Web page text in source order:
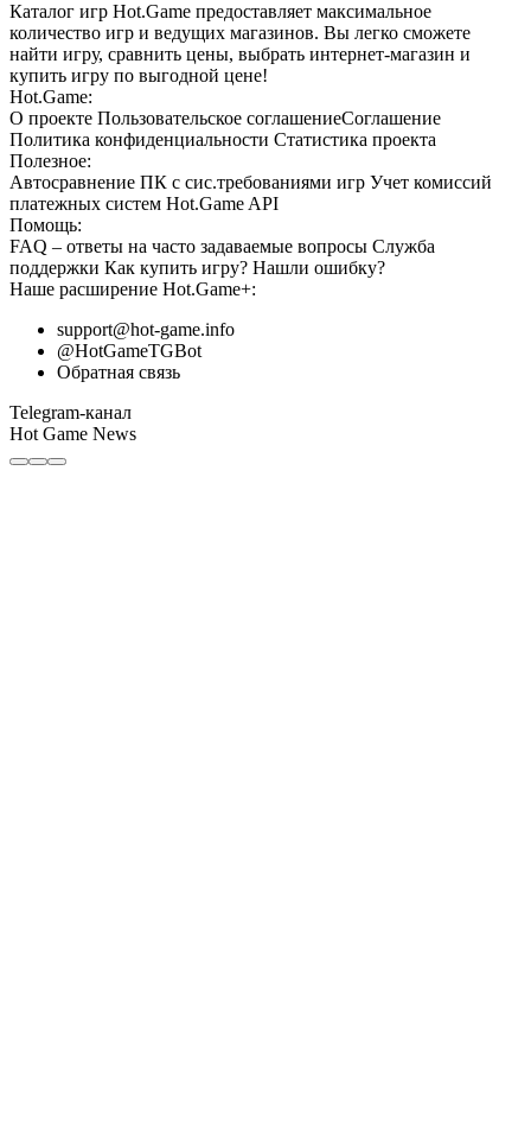
Каталог игр Hot.Game предоставляет максимальное
количество игр и ведущих магазинов. Вы легко сможете
найти игру, сравнить цены, выбрать интернет-магазин и
купить игру по выгодной цене!
Hot.Game:
О проекте Пользовательское соглашениеСоглашение
Политика конфиденциальности Статистика проекта
Полезное:
Автосравнение ПК с сис.требованиями игр Учет комиссий
платежных систем Hot.Game API
Помощь:
FAQ – ответы на часто задаваемые вопросы Служба
поддержки Как купить игру? Нашли ошибку?
Наше расширение Hot.Game+:
support@hot-game.info
@HotGameTGBot
Обратная связь
Telegram-канал
Hot Game News